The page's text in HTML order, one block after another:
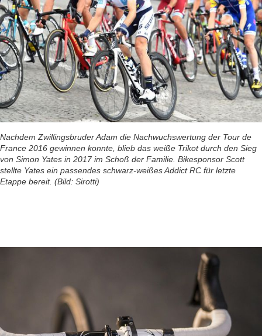
Nachdem Zwillingsbruder Adam die Nachwuchswertung der Tour de
France 2016 gewinnen konnte, blieb das weiße Trikot durch den Sieg
von Simon Yates in 2017 im Schoß der Familie. Bikesponsor Scott
stellte Yates ein passendes schwarz-weißes Addict RC für letzte
Etappe bereit. (Bild: Sirotti)